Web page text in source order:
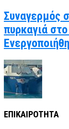
Συναγερμός
πυρκαγιά
ΕΠΙΚΑΙΡΟΤΗΤΑ